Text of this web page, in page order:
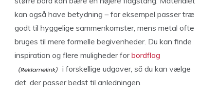
kan også have betydning – for eksempel passer træ
godt til hyggelige sammenkomster, mens metal ofte
bruges til mere formelle begivenheder. Du kan finde
inspiration og flere muligheder forbordflag
i forskellige udgaver, så du kan vælge
det, der passer bedst til anledningen.